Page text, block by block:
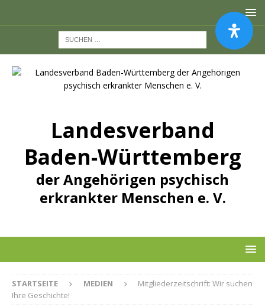
Landesverband
Baden-Württemberg
der Angehörigen psychisch
erkrankter Menschen e. V.
STARTSEITE MEDIEN
Mitgliederzeitschrift: Wir suchen
Ihre Geschichte!